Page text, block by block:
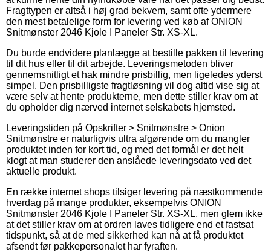
Fragttypen er altså i høj grad bekvem, samt ofte ydermere
den mest betalelige form for levering ved køb af ONION
Snitmønster 2046 Kjole I Paneler Str. XS-XL.
Du burde endvidere planlægge at bestille pakken til levering
til dit hus eller til dit arbejde. Leveringsmetoden bliver
gennemsnitligt et hak mindre prisbillig, men ligeledes yderst
simpel. Den prisbilligste fragtløsning vil dog altid vise sig at
være selv at hente produkterne, men dette stiller krav om at
du opholder dig nærved internet selskabets hjemsted.
Leveringstiden på Opskrifter > Snitmønstre > Onion
Snitmønstre er naturligvis ultra afgørende om du mangler
produktet inden for kort tid, og med det formål er det helt
klogt at man studerer den anslåede leveringsdato ved det
aktuelle produkt.
En række internet shops tilsiger levering på næstkommende
hverdag på mange produkter, eksempelvis ONION
Snitmønster 2046 Kjole I Paneler Str. XS-XL, men glem ikke
at det stiller krav om at ordren laves tidligere end et fastsat
tidspunkt, så at de med sikkerhed kan nå at få produktet
afsendt før pakkepersonalet har fyraften.